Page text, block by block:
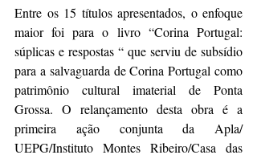
Entre os 15 títulos apresentados, o enfoque
maior foi para o livro “Corina Portugal:
súplicas e respostas “ que serviu de subsídio
para a salvaguarda de Corina Portugal como
patrimônio cultural imaterial de Ponta
Grossa. O relançamento desta obra é a
primeira ação conjunta da Apla/
UEPG/Instituto Montes Ribeiro/Casa das